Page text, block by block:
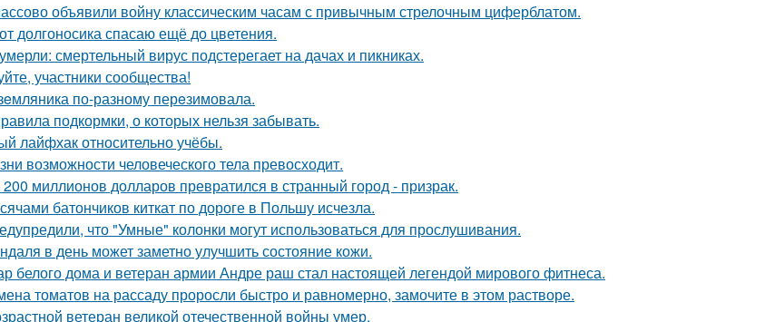
объявили войну классическим часам с привычным стрелочным циферблатом.
долгоносика спасаю ещё до цветения.
смертельный вирус подстерегает на дачах и пикниках.
участники сообщества!
по-разному перeзимовала.
подкормки, о которых нельзя забывать.
лайфхак относительно учёбы.
возможности человеческого тела превосходит.
200 миллионов долларов превратился в странный город - призрак.
батончиков киткат по дороге в Польшу исчезла.
что "Умные" колонки могут использоваться для прослушивания.
в день может заметно улучшить состояние кожи.
белого дома и ветеран армии Андре раш стал настоящей легендой мирового фитнеса.
томатов на рассаду проросли быстро и равномерно, замочите в этом растворе.
ветеран великой отечественной войны умер.